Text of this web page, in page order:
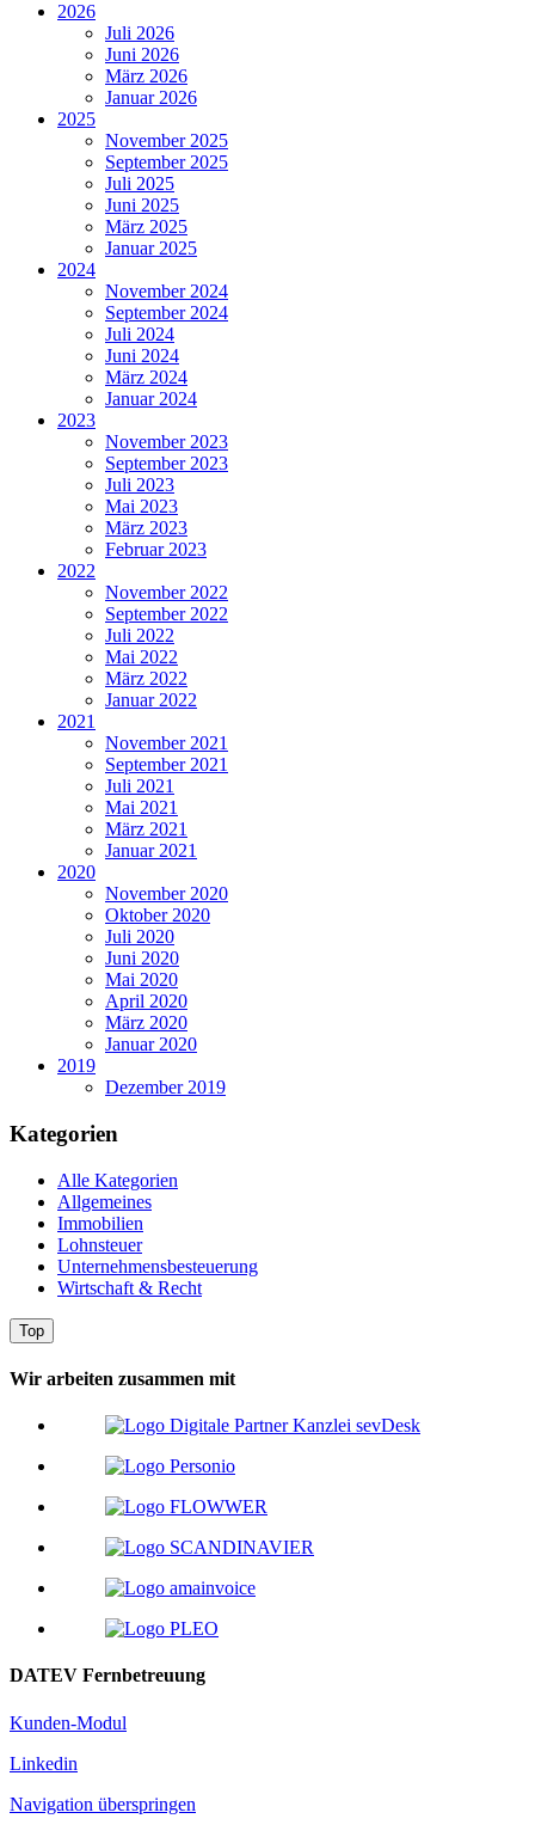
2026
Juli 2026
Juni 2026
März 2026
Januar 2026
2025
November 2025
September 2025
Juli 2025
Juni 2025
März 2025
Januar 2025
2024
November 2024
September 2024
Juli 2024
Juni 2024
März 2024
Januar 2024
2023
November 2023
September 2023
Juli 2023
Mai 2023
März 2023
Februar 2023
2022
November 2022
September 2022
Juli 2022
Mai 2022
März 2022
Januar 2022
2021
November 2021
September 2021
Juli 2021
Mai 2021
März 2021
Januar 2021
2020
November 2020
Oktober 2020
Juli 2020
Juni 2020
Mai 2020
April 2020
März 2020
Januar 2020
2019
Dezember 2019
Kategorien
Alle Kategorien
Allgemeines
Immobilien
Lohnsteuer
Unternehmensbesteuerung
Wirtschaft & Recht
Top
Wir arbeiten zusammen mit
DATEV Fernbetreuung
Kunden-Modul
Linkedin
Navigation überspringen